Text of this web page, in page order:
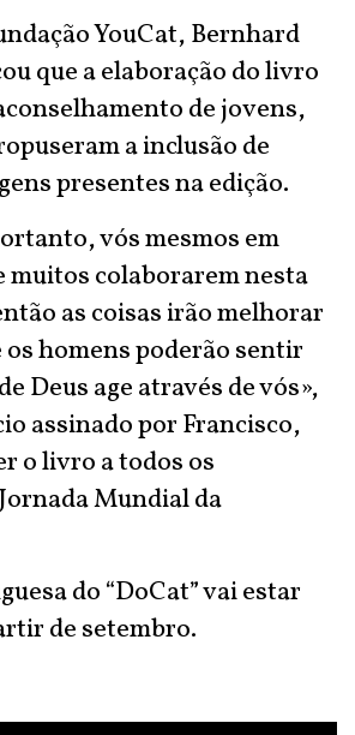
YouCat, Bernhard
que a elaboração do livro
de jovens,
a inclusão de
presentes na edição.
vós mesmos em
muitos colaborarem nesta
as coisas irão melhorar
homens poderão sentir
Deus age através de vós»,
assinado por Francisco,
o livro a todos os
Mundial da
do “DoCat” vai estar
de setembro.